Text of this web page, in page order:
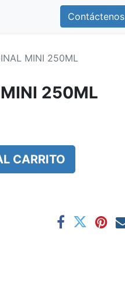
Contáctenos
MINI 250ML
MINI 250ML
CARRITO